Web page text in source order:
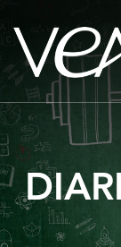
Ir
contenido